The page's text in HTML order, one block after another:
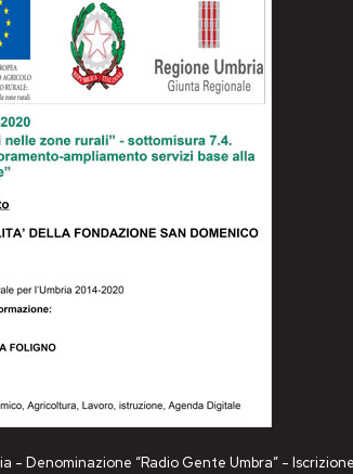
Denominazione “Radio Gente Umbra” -